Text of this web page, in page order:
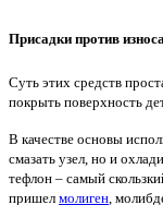
Присадки против
Суть этих средств
покрыть поверхность
В качестве основы
смазать узел, но и
тефлон – самый
пришел молиген,